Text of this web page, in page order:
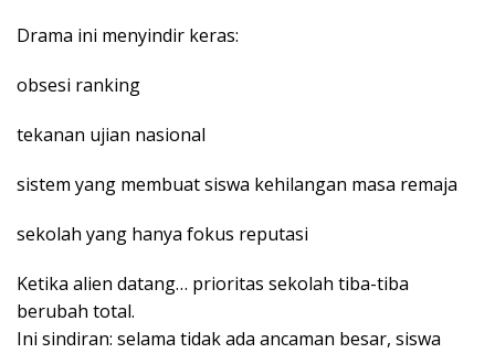
Drama ini menyindir keras:
obsesi ranking
tekanan ujian nasional
sistem yang membuat siswa kehilangan masa remaja
sekolah yang hanya fokus reputasi
Ketika alien datang… prioritas sekolah tiba-tiba
berubah total.
Ini sindiran: selama tidak ada ancaman besar, siswa